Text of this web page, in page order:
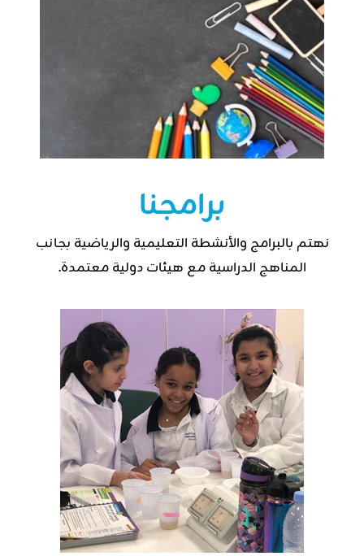
برامجنا
نهتم بالبرامج والأنشطة التعليمية والرياضية بجانب
المناهج الدراسية مع هيئات دولية معتمدة.